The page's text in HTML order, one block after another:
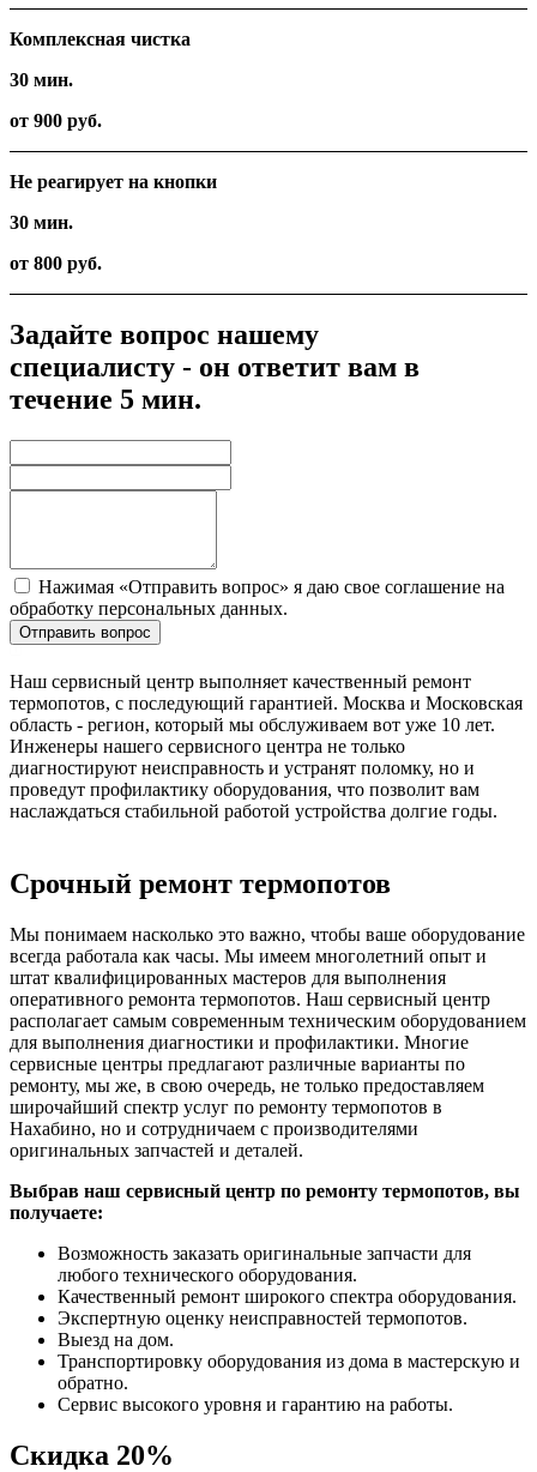
Комплексная чистка
30 мин.
от 900 руб.
Не реагирует на кнопки
30 мин.
от 800 руб.
Задайте вопрос нашему
специалисту - он ответит вам в
течение 5 мин.
Нажимая «Отправить вопрос» я даю свое соглашение на
обработку персональных данных.
Отправить вопрос
Наш сервисный центр выполняет качественный ремонт
термопотов, с последующий гарантией. Москва и Московская
область - регион, который мы обслуживаем вот уже 10 лет.
Инженеры нашего сервисного центра не только
диагностируют неисправность и устранят поломку, но и
проведут профилактику оборудования, что позволит вам
наслаждаться стабильной работой устройства долгие годы.
Срочный ремонт термопотов
Мы понимаем насколько это важно, чтобы ваше оборудование
всегда работала как часы. Мы имеем многолетний опыт и
штат квалифицированных мастеров для выполнения
оперативного ремонта термопотов. Наш сервисный центр
располагает самым современным техническим оборудованием
для выполнения диагностики и профилактики. Многие
сервисные центры предлагают различные варианты по
ремонту, мы же, в свою очередь, не только предоставляем
широчайший спектр услуг по ремонту термопотов в
Нахабино, но и сотрудничаем с производителями
оригинальных запчастей и деталей.
Выбрав наш сервисный центр по ремонту термопотов, вы
получаете:
Возможность заказать оригинальные запчасти для
любого технического оборудования.
Качественный ремонт широкого спектра оборудования.
Экспертную оценку неисправностей термопотов.
Выезд на дом.
Транспортировку оборудования из дома в мастерскую и
обратно.
Сервис высокого уровня и гарантию на работы.
Скидка 20%